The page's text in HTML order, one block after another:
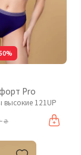
Pro
высокие 121UP
₴